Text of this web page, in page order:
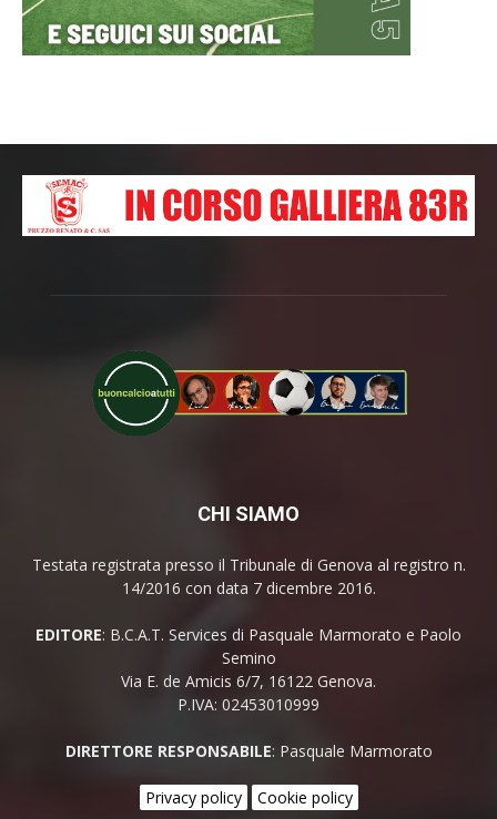
CHI SIAMO
Testata registrata presso il Tribunale di Genova al registro n.
14/2016 con data 7 dicembre 2016.
EDITORE: B.C.A.T. Services di Pasquale Marmorato e Paolo
Semino
Via E. de Amicis 6/7, 16122 Genova.
P.IVA: 02453010999
DIRETTORE RESPONSABILE: Pasquale Marmorato
Privacy policy Cookie policy